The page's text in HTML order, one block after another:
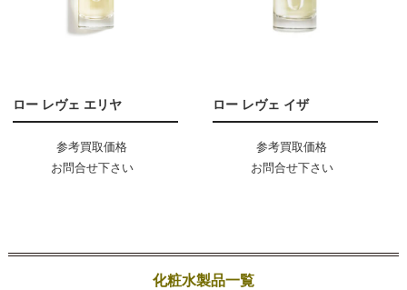
ロー レヴェ エリヤ
参考買取価格
お問合せ下さい
ロー レヴェ イザ
参考買取価格
お問合せ下さい
化粧水製品一覧